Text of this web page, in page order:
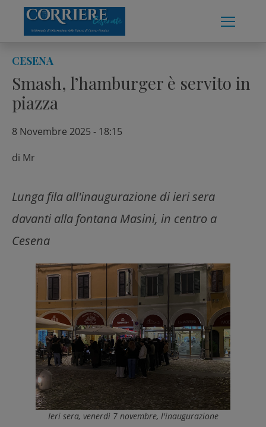
content
CESENA
Smash, l’hamburger è servito in
piazza
8 Novembre 2025 - 18:15
di Mr
Lunga fila all'inaugurazione di ieri sera
davanti alla fontana Masini, in centro a
Cesena
Ieri sera, venerdì 7 novembre, l'inaugurazione